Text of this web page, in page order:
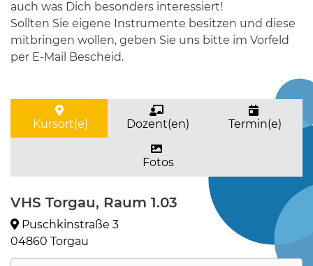
auch was Dich besonders interessiert!
Sollten Sie eigene Instrumente besitzen und diese
mitbringen wollen, geben Sie uns bitte im Vorfeld
per E-Mail Bescheid.
Kursort(e) Dozent(en) Termin(e)
Fotos
VHS Torgau, Raum 1.03
Puschkinstraße 3
04860 Torgau